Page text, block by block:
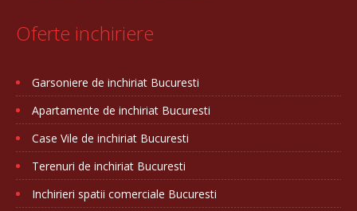
Oferte inchiriere
Garsoniere de inchiriat Bucuresti
Apartamente de inchiriat Bucuresti
Case Vile de inchiriat Bucuresti
Terenuri de inchiriat Bucuresti
Inchirieri spatii comerciale Bucuresti